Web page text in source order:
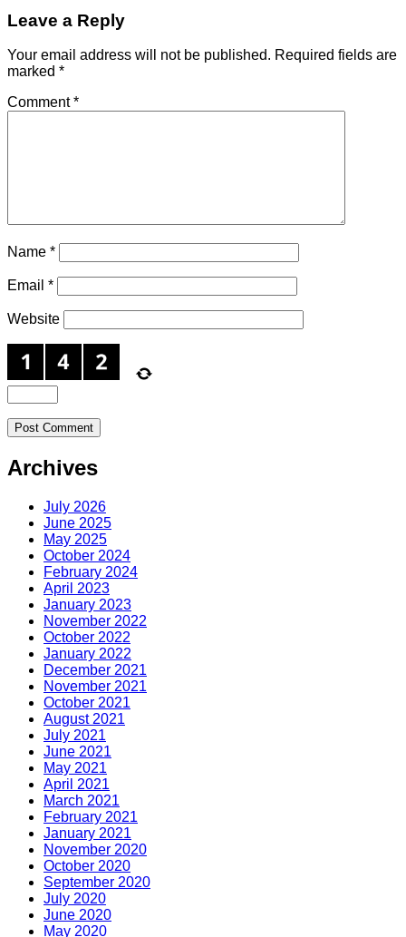
Leave a Reply
Your email address will not be published. Required fields are
marked *
Comment*
Name *
Email *
Website
Archives
July 2026
June 2025
May 2025
October 2024
February 2024
April 2023
January 2023
November 2022
October 2022
January 2022
December 2021
November 2021
October 2021
August 2021
July 2021
June 2021
May 2021
April 2021
March 2021
February 2021
January 2021
November 2020
October 2020
September 2020
July 2020
June 2020
May 2020